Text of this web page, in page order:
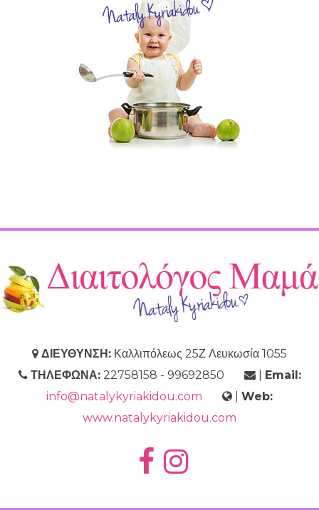
ΔΙΕΥΘΥΝΣΗ: Καλλιπόλεως 25Ζ Λευκωσία 1055
ΤΗΛΕΦΩΝΑ:22758158 - 99692850 |
Email:
info@natalykyriakidou.com
Web:
www.natalykyriakidou.com